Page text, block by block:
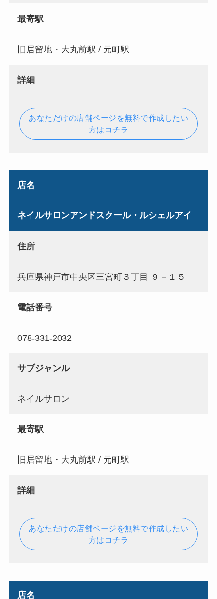
最寄駅
旧居留地・大丸前駅 / 元町駅
詳細
あなただけの店舗ページを無料で作成したい
方はコチラ
店名
ネイルサロンアンドスクール・ルシェルアイ
住所
兵庫県神戸市中央区三宮町３丁目 ９－１５
電話番号
078-331-2032
サブジャンル
ネイルサロン
最寄駅
旧居留地・大丸前駅 / 元町駅
詳細
あなただけの店舗ページを無料で作成したい
方はコチラ
店名